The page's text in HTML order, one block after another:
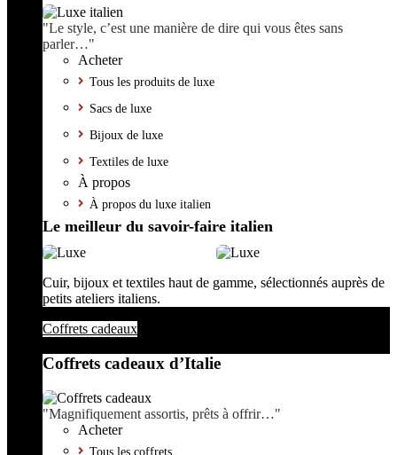
"Le style, c’est une manière de dire qui vous êtes sans
parler…"
Acheter
Tous les produits de luxe
Sacs de luxe
Bijoux de luxe
Textiles de luxe
À propos
À propos du luxe italien
Le meilleur du savoir-faire italien
Cuir, bijoux et textiles haut de gamme, sélectionnés auprès de
petits ateliers italiens.
Coffrets cadeaux
Coffrets cadeaux d’Italie
"Magnifiquement assortis, prêts à offrir…"
Acheter
Tous les coffrets